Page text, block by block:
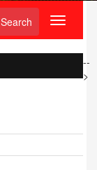
Toggle
--
>